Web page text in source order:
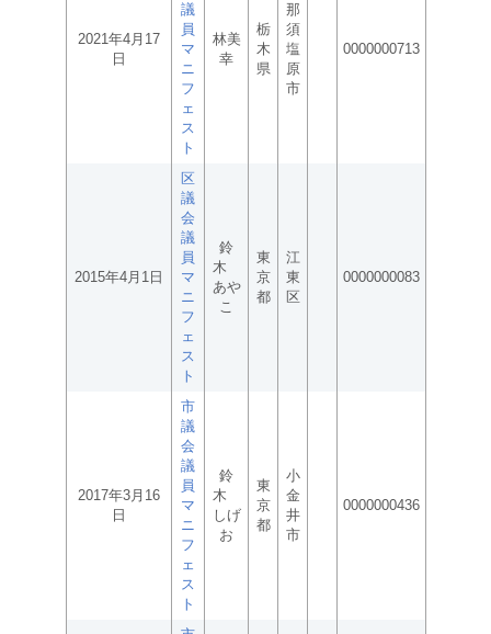
2021年4月17
日
議
員
マ
ニ
フ
ェ
ス
ト
林美
幸
栃
木
県
那
須
塩
原
市
0000000713
2015年4月1日
区
議
会
議
員
マ
ニ
フ
ェ
ス
ト
鈴
木
あや
こ
東
京
都
江
東
区
0000000083
2017年3月16
日
市
議
会
議
員
マ
ニ
フ
ェ
ス
ト
鈴
木
しげ
お
東
京
都
小
金
井
市
0000000436